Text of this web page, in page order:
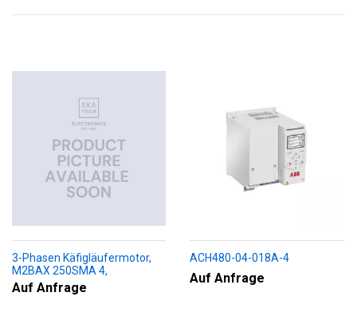
3-Phasen Käfigläufermotor,
M2BAX 250SMA 4,
+188+230+451+009
Auf Anfrage
ACH480-04-018A-4
Auf Anfrage